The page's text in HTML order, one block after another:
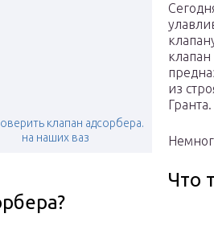
клапан адсорбера.
на наших ваз
из
Гранта.
Что